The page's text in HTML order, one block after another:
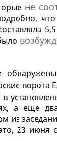
не
ворота
а еще
из
23 июня